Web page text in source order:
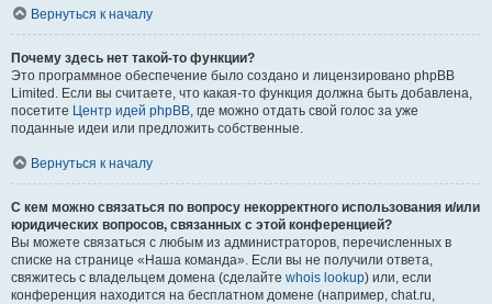
Вернуться к началу
Почему здесь нет такой-то функции?
Это программное обеспечение было создано и лицензировано phpBB
Limited. Если вы считаете, что какая-то функция должна быть добавлена,
посетите Центр идей phpBB, где можно отдать свой голос за уже
поданные идеи или предложить собственные.
Вернуться к началу
С кем можно связаться по вопросу некорректного использования и/или
юридических вопросов, связанных с этой конференцией?
Вы можете связаться с любым из администраторов, перечисленных в
списке на странице «Наша команда». Если вы не получили ответа,
свяжитесь с владельцем домена (сделайте whois lookup) или, если
конференция находится на бесплатном домене (например, chat.ru,